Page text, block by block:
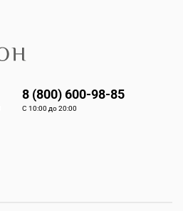
8 (800) 600-98-85
С 10:00 до 20:00